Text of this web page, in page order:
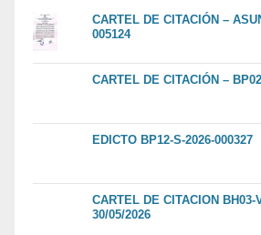
CARTEL DE CITACIÓN –
005124
CARTEL DE CITACIÓN –
EDICTO BP12-S-2026-000327
CARTEL DE CITACION BH03-
30/05/2026